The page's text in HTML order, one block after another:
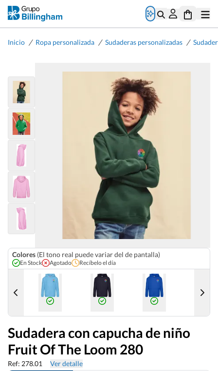
Inicio / Ropa personalizada / Sudaderas personalizadas /
Colores (El tono real puede variar del de pantalla)
En Stock Agotado Recíbelo el día
Sudadera con capucha de niño
Fruit Of The Loom 280
Ref: 278.01 Ver detalle